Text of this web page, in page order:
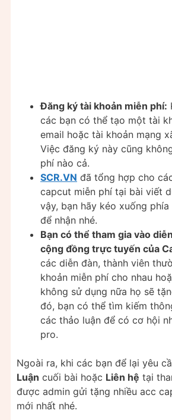
Đăng ký tài khoản miễn phí:
các bạn có thể tạo một tài
email hoặc tài khoản mạng
Việc đăng ký này cũng
phí nào cả.
SCR.VN đã tổng hợp cho
capcut miễn phí tại bài viết
vậy, bạn hãy kéo xuống
để nhận nhé.
Bạn có thể tham gia vào
cộng đồng trực tuyến của
các diễn đàn, thành viên
khoản miễn phí cho nhau
không sử dụng nữa họ sẽ
đó, bạn có thể tìm kiếm
các thảo luận để có cơ hội
pro.
Ngoài ra, khi các bạn để lại yêu
Luận cuối bài hoặc Liên hệ tại
được admin gửi tặng nhiều acc
mới nhất nhé.